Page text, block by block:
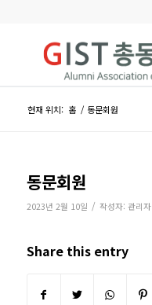
현재 위치: 홈 / 동문회원
동문회원
2023년 2월 10일 / 작성자: 관리자
Share this entry